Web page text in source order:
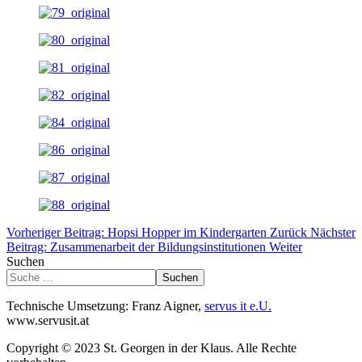
Vorheriger Beitrag: Hopsi Hopper im Kindergarten Zurück Nächster
Beitrag: Zusammenarbeit der Bildungsinstitutionen Weiter
Suchen
Suchen
Technische Umsetzung: Franz Aigner, servus it e.U.
www.servusit.at
Copyright © 2023 St. Georgen in der Klaus. Alle Rechte